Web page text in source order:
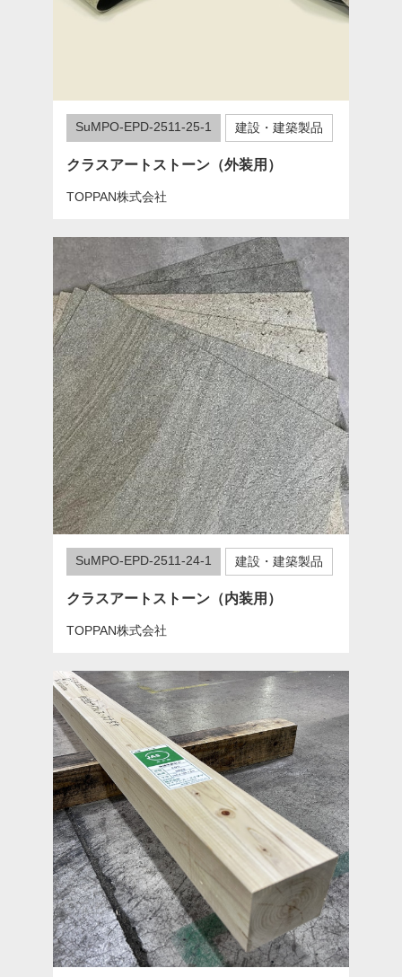
SuMPO-EPD-2511-25-1 建設・建築製品
クラスアートストーン（外装用）
TOPPAN株式会社
SuMPO-EPD-2511-24-1 建設・建築製品
クラスアートストーン（内装用）
TOPPAN株式会社